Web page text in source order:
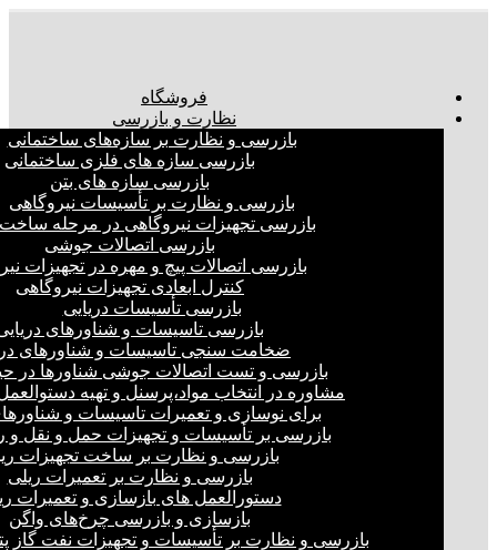
فروشگاه
نظارت و بازرسی
بازرسی و نظارت بر سازه‌های ساختمانی
بازرسی سازه های فلزی ساختمانی
بازرسی سازه های بتن
بازرسی و نظارت بر تأسیسات نیروگاهی
بازرسی تجهیزات نیروگاهی در مرحله
بازرسی اتصالات جوشی
بازرسی اتصالات پیچ و مهره در تجهیزات
کنترل ابعادی تجهیزات نیروگاهی
بازرسی تأسیسات دریایی
بازرسی تاسیسات و شناورهای
ضخامت سنجی تاسیسات و شناورهای
بازرسی و تست اتصالات جوشی شناورها در
مشاوره در انتخاب مواد،پرسنل و تهیه
برای نوسازی و تعمیرات تاسیسات و
بازرسی بر تأسیسات و تجهیزات حمل و نقل و
بازرسی و نظارت بر ساخت تجهیزات
بازرسی و نظارت بر تعمیرات ریلی
دستورالعمل های بازسازی و تعمیرات
بازسازی و بازرسی چرخ‌های واگن
بازرسی و نظارت بر تأسیسات و تجهیزات نفت گاز